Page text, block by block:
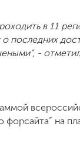
в 11
последних
- отметил
форсайта” на